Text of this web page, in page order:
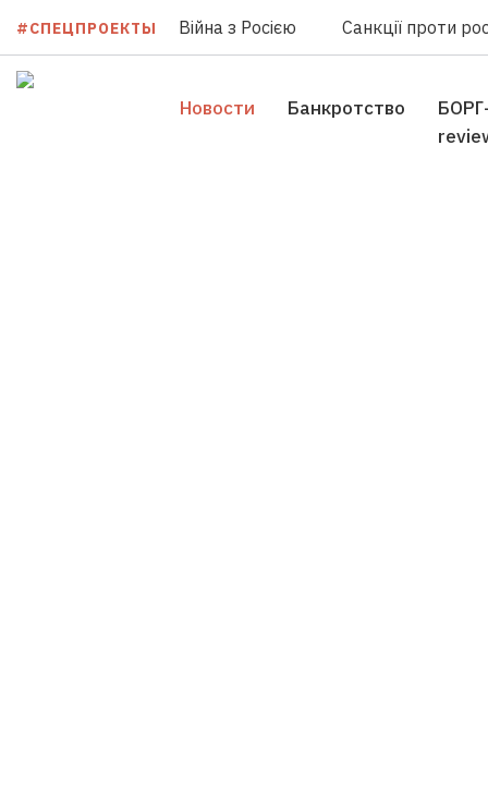
#СПЕЦПРОЕКТЫ Війна з Росією Санкції проти
Новости Банкротство